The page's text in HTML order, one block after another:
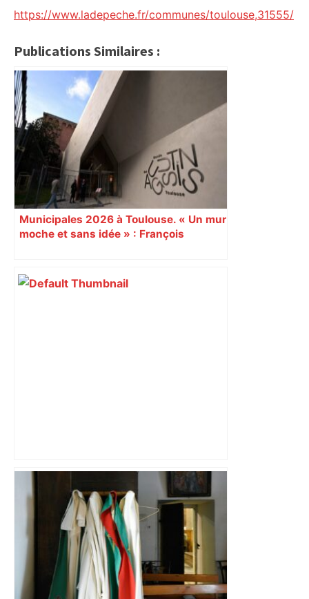
https://www.ladepeche.fr/communes/toulouse,31555/
Publications Similaires :
Municipales 2026 à Toulouse. « Un mur
moche et sans idée » : François
Augustins
Près de Toulouse : dans cette zone
économique, un axe majeur va être
fermé en fin de soirée, voici les
déviations – Actu.fr